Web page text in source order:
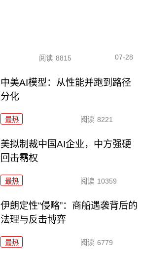
阅读 8815 07-28
中美AI模型：从性能并跑到路径
分化
最热 阅读 8221
美拟制裁中国AI企业，中方强硬
回击霸权
最热 阅读 10359
伊朗定性“侵略”：商船遇袭背后的
法理与反击博弈
最热 阅读 6779